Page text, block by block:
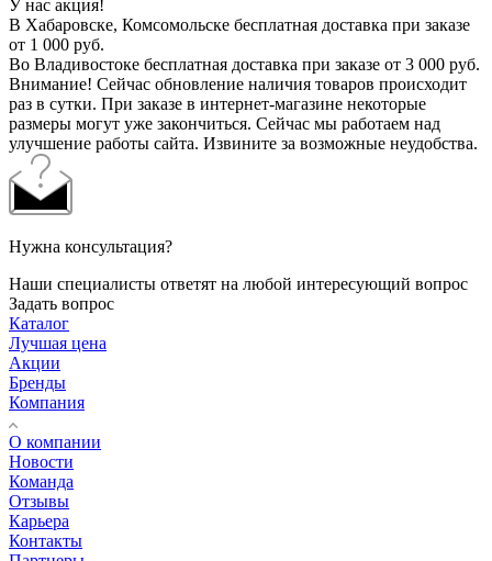
У нас акция!
В Хабаровске, Комсомольске бесплатная доставка при заказе
от 1 000 руб.
Во Владивостоке бесплатная доставка при заказе от 3 000 руб.
Внимание! Сейчас обновление наличия товаров происходит
раз в сутки. При заказе в интернет-магазине некоторые
размеры могут уже закончиться. Сейчас мы работаем над
улучшение работы сайта. Извините за возможные неудобства.
Нужна консультация?
Наши специалисты ответят на любой интересующий вопрос
Задать вопрос
Каталог
Лучшая цена
Акции
Бренды
Компания
О компании
Новости
Команда
Отзывы
Карьера
Контакты